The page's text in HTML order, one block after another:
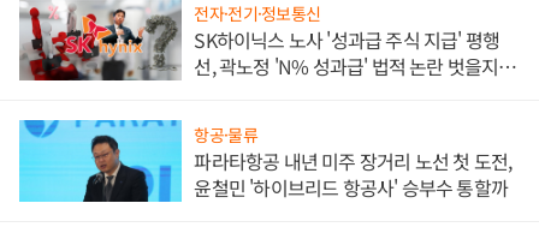
전자·전기·정보통신
SK하이닉스 노사 '성과급 주식 지급' 평행
선, 곽노정 'N% 성과급' 법적 논란 벗을지 주
항공·물류
파라타항공 내년 미주 장거리 노선 첫 도전,
윤철민 '하이브리드 항공사' 승부수 통할까